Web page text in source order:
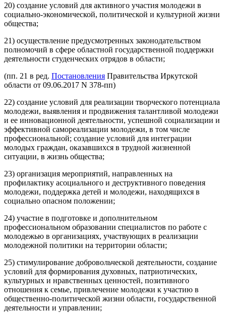
20) создание условий для активного участия молодежи в
социально-экономической, политической и культурной жизни
общества;
21) осуществление предусмотренных законодательством
полномочий в сфере областной государственной поддержки
деятельности студенческих отрядов в области;
(пп. 21 в ред. Постановления Правительства Иркутской
области от 09.06.2017 N 378-пп)
22) создание условий для реализации творческого потенциала
молодежи, выявления и продвижения талантливой молодежи
и ее инновационной деятельности, успешной социализации и
эффективной самореализации молодежи, в том числе
профессиональной; создание условий для интеграции
молодых граждан, оказавшихся в трудной жизненной
ситуации, в жизнь общества;
23) организация мероприятий, направленных на
профилактику асоциального и деструктивного поведения
молодежи, поддержка детей и молодежи, находящихся в
социально опасном положении;
24) участие в подготовке и дополнительном
профессиональном образовании специалистов по работе с
молодежью в организациях, участвующих в реализации
молодежной политики на территории области;
25) стимулирование добровольческой деятельности, создание
условий для формирования духовных, патриотических,
культурных и нравственных ценностей, позитивного
отношения к семье, привлечение молодежи к участию в
общественно-политической жизни области, государственной
деятельности и управлении;